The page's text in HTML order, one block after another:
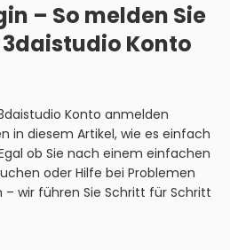
– So melden Sie
Konto
Konto anmelden
in diesem Artikel, wie es einfach
ob Sie nach einem einfachen
oder Hilfe bei Problemen
wir führen Sie Schritt für Schritt